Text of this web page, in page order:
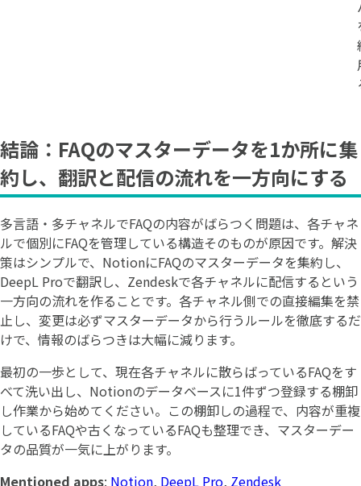
結論：FAQのマスターデータを1か所に集
約し、翻訳と配信の流れを一方向にする
多言語・多チャネルでFAQの内容がばらつく問題は、各チャネ
ルで個別にFAQを管理している構造そのものが原因です。解決
策はシンプルで、NotionにFAQのマスターデータを集約し、
DeepL Proで翻訳し、Zendeskで各チャネルに配信するという
一方向の流れを作ることです。各チャネル側での直接編集を禁
止し、変更は必ずマスターデータから行うルールを徹底するだ
けで、情報のばらつきは大幅に減ります。
最初の一歩として、現在各チャネルに散らばっているFAQをす
べて洗い出し、Notionのデータベースに1件ずつ登録する棚卸
し作業から始めてください。この棚卸しの過程で、内容が重複
しているFAQや古くなっているFAQも整理でき、マスターデー
タの品質が一気に上がります。
Mentioned apps: Notion, DeepL Pro, Zendesk